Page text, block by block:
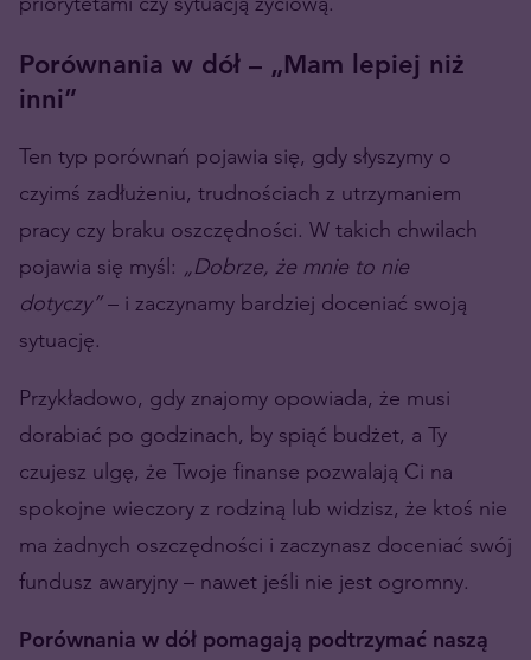
Porównania w dół – „Mam lepiej niż
inni”
Ten typ porównań pojawia się, gdy słyszymy o
czyimś zadłużeniu, trudnościach z utrzymaniem
pracy czy braku oszczędności. W takich chwilach
pojawia się myśl: „Dobrze, że mnie to nie
dotyczy”– i zaczynamy bardziej doceniać swoją
sytuację.
Przykładowo, gdy znajomy opowiada, że musi
dorabiać po godzinach, by spiąć budżet, a Ty
czujesz ulgę, że Twoje finanse pozwalają Ci na
spokojne wieczory z rodziną lub widzisz, że ktoś nie
ma żadnych oszczędności i zaczynasz doceniać swój
fundusz awaryjny – nawet jeśli nie jest ogromny.
Porównania w dół pomagają podtrzymać naszą